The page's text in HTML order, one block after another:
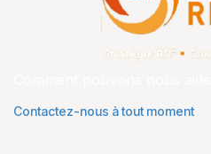
Contactez-nous à tout moment